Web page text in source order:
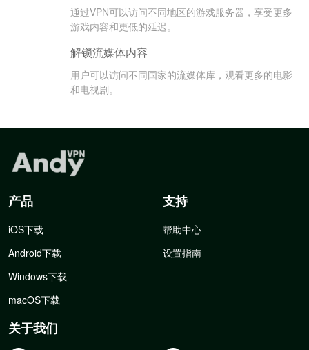
通过VPN可以访问不同地区的游戏服务器，享受更多
游戏内容和更低的延迟。
解锁流媒体内容
用户可以访问不同国家的流媒体库，观看更多的电影
和电视剧。
产品
iOS下载
Android下载
Windows下载
macOS下载
支持
帮助中心
设置指南
关于我们